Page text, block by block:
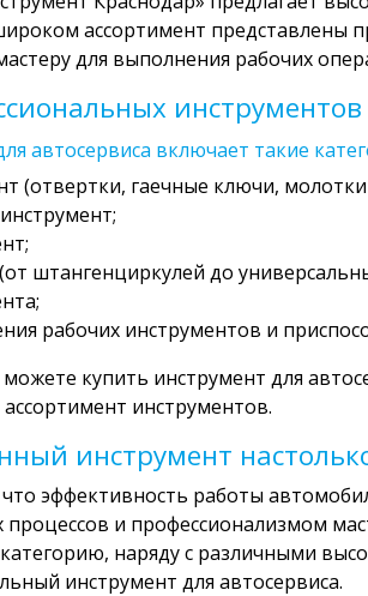
ассортимент представлены
для выполнения рабочих
инструментов
автосервиса включает такие
(отвертки, гаечные ключи, молотки
штангенциркулей до
рабочих инструментов и
купить инструмент для
инструментов.
инструмент
эффективность работы
процессов и профессионализмом
наряду с различными
инструмент для автосервиса.